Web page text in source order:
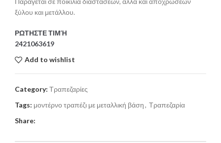
ξύλου και μετάλλου.
ΡΩΤΗΣΤΕ ΤΙΜΉ
2421063619
Add to wishlist
Category: Τραπεζαρίες
Tags: μοντέρνο τραπέζι με μεταλλική βάση, Τραπεζαρία
Share: